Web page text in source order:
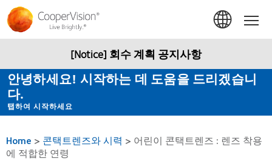
요
콘
텐
건
너
뛰
기
[Notice] 회수 계획 공지사항
안녕하세요! 시작하는 데 도움을 드리겠습니
다.
탭하여 시작하세요
Home > 콘택트렌즈와 시력 > 어린이 콘택트렌즈 : 렌즈 착용
에 적합한 연령